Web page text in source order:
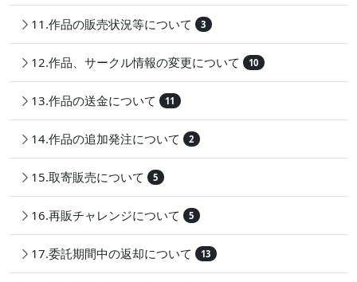
11.作品の販売状況等について 3
12.作品、サークル情報の変更について 10
13.作品の送金について 11
14.作品の追加発注について 2
15.取寄販売について 5
16.再販チャレンジについて 5
17.委託期間中の返却について 13